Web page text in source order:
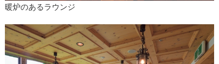
暖炉のあるラウンジ